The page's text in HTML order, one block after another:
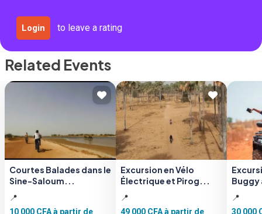
Login to leave a rating
Related Events
Courtes Balades dans le
Sine-Saloum...
📍
10 000 CFAà partir de
Excursion en Vélo
Électrique et Pirog...
📍
49 000 CFAà partir de
Buggy
📍
30 000